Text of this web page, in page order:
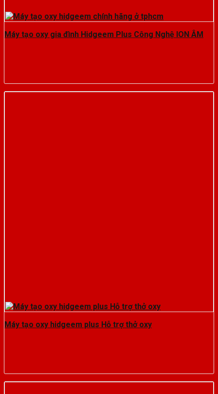
Máy tạo oxy gia đình Hidgeem Plus Công Nghệ ION ÂM
Máy tạo oxy hidgeem plus Hỗ trợ thở oxy